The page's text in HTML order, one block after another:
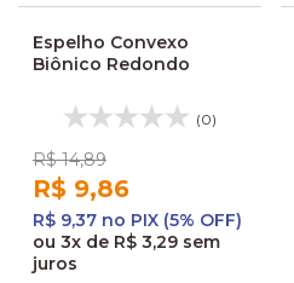
Espelho Convexo
Biônico Redondo
(0)
R$ 14,89
R$ 9,86
R$ 9,37 no PIX (5% OFF)
ou 3x de R$ 3,29 sem
juros